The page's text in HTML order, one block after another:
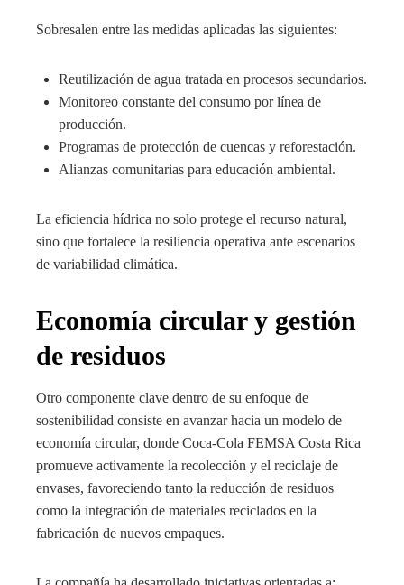
Sobresalen entre las medidas aplicadas las siguientes:
Reutilización de agua tratada en procesos secundarios.
Monitoreo constante del consumo por línea de
producción.
Programas de protección de cuencas y reforestación.
Alianzas comunitarias para educación ambiental.
La eficiencia hídrica no solo protege el recurso natural,
sino que fortalece la resiliencia operativa ante escenarios
de variabilidad climática.
Economía circular y gestión
de residuos
Otro componente clave dentro de su enfoque de
sostenibilidad consiste en avanzar hacia un modelo de
economía circular, donde Coca-Cola FEMSA Costa Rica
promueve activamente la recolección y el reciclaje de
envases, favoreciendo tanto la reducción de residuos
como la integración de materiales reciclados en la
fabricación de nuevos empaques.